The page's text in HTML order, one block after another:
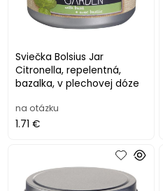
Sviečka Bolsius Jar
Citronella, repelentná,
bazalka, v plechovej dóze
na otázku
1.71 €